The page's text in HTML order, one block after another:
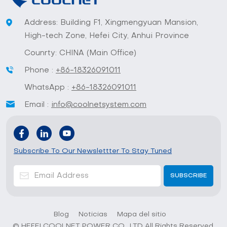
Address: Building F1, Xingmengyuan Mansion,
High-tech Zone, Hefei City, Anhui Province
Counrty: CHINA (Main Office)
Phone : +86-18326091011
WhatsApp : +86-18326091011
Email : info@coolnetsystem.com
Subscribe To Our Newslettter To Stay Tuned
Blog Noticias
Mapa del sitio